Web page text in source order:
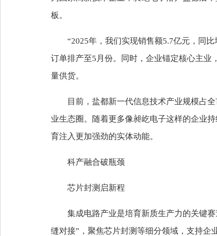
板。
“2025年，我们实现销售额5.7亿元，同
订单排产至5月份。同时，企业锚定核心主
量供货。
目前，盐都新一代信息技术产业规模占
业生态圈。随着更多像昶屹电子这样的企业
育注入更加强劲的实体动能。
科产融合破瓶颈
芯片封测启新程
集成电路产业是培育新质生产力的关键
缝对接”，聚焦芯片封测等细分领域，支持